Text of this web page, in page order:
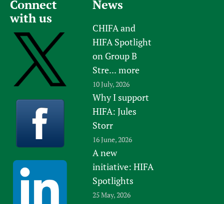
Connect
with us
News
CHIFA and
HIFA Spotlight
on Group B
Stre... more
10 July, 2026
Why I support
HIFA: Jules
Storr
16 June, 2026
A new
initiative: HIFA
Spotlights
25 May, 2026